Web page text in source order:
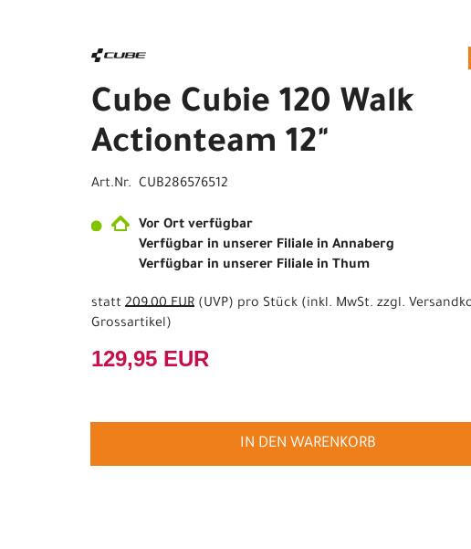
Cube Cubie 120 Walk
Actionteam 12"
Art.Nr. CUB286576512
Vor Ort verfügbar
Verfügbar in unserer Filiale in Annaberg
Verfügbar in unserer Filiale in Thum
statt 209,00 EUR (UVP) pro Stück (inkl. MwSt. zzgl.
Grossartikel)
129,95 EUR
IN DEN WARENKORB